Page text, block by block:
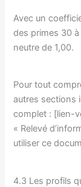
Avec un
des primes 30
neutre de 1,00.
Pour tout
autres sections
complet : [lien-
« Relevé
utiliser ce
4.3 Les profils